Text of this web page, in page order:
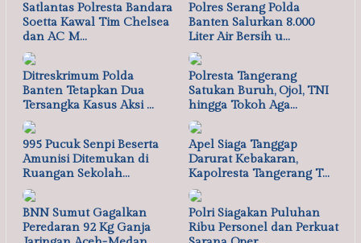
Satlantas Polresta Bandara
Soetta Kawal Tim Chelsea
dan AC M…
Polres Serang Polda
Banten Salurkan 8.000
Liter Air Bersih u…
Ditreskrimum Polda
Banten Tetapkan Dua
Tersangka Kasus Aksi …
Polresta Tangerang
Satukan Buruh, Ojol, TNI
hingga Tokoh Aga…
995 Pucuk Senpi Beserta
Amunisi Ditemukan di
Ruangan Sekolah…
Apel Siaga Tanggap
Darurat Kebakaran,
Kapolresta Tangerang T…
BNN Sumut Gagalkan
Peredaran 92 Kg Ganja
Polri Siagakan Puluhan
Ribu Personel dan Perkuat